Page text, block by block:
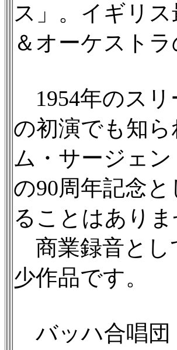
ス」。イギリ
＆オーケスト
1954年のスリ
の初演でも知
ム・サージェ
の90周年記念
ることはあり
商業録音とし
少作品です。
バッハ合唱団